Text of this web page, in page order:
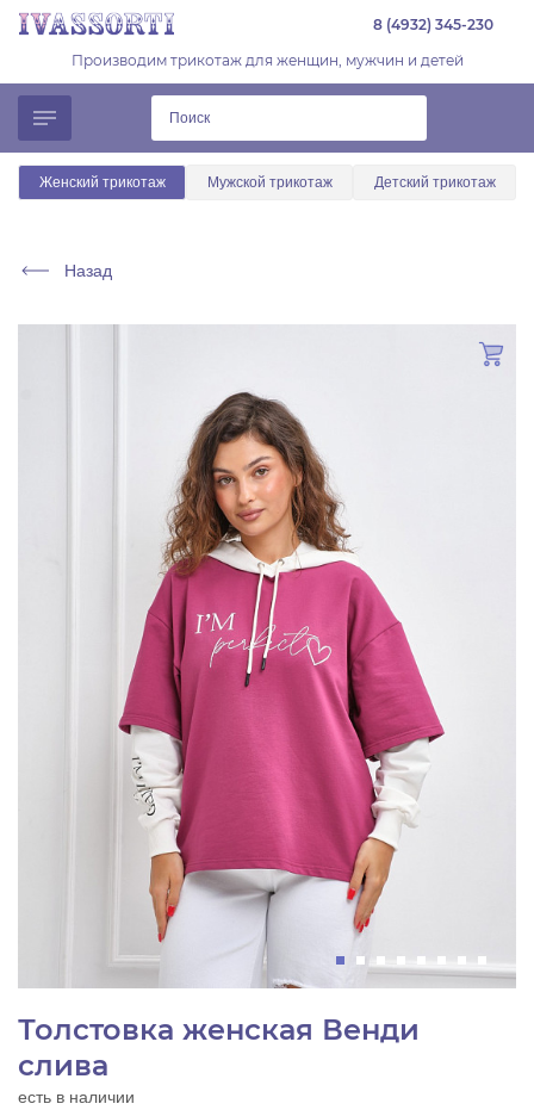
8 (4932) 345-230
Производим трикотаж для женщин, мужчин и детей
Женский трикотаж Мужской трикотаж Детский трикотаж
Назад
Толстовка женская Венди
слива
есть в наличии